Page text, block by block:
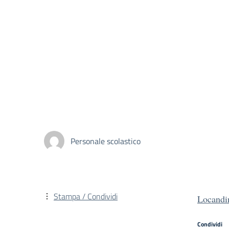
Personale scolastico
Condividi
Stampa / Condividi